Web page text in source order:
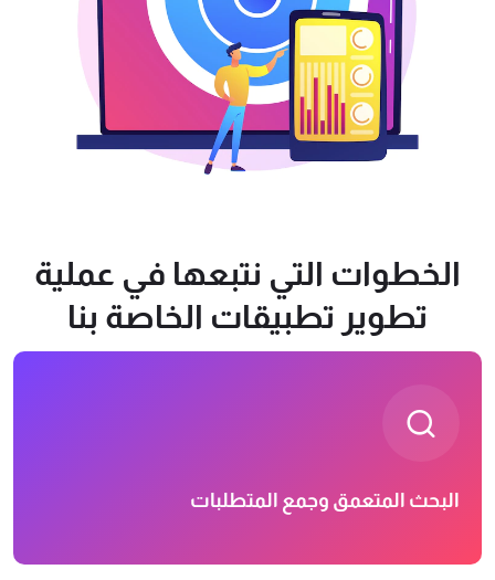
الخطوات التي نتبعها في عملية
تطوير تطبيقات الخاصة بنا‎
البحث المتعمق وجمع المتطلبات